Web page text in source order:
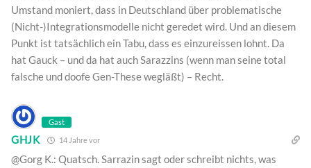
Umstand moniert, dass in Deutschland über problematische
(Nicht-)Integrationsmodelle nicht geredet wird. Und an diesem
Punkt ist tatsächlich ein Tabu, dass es einzureissen lohnt. Da
hat Gauck – und da hat auch Sarazzins (wenn man seine total
falsche und doofe Gen-These wegläßt) – Recht.
Gast
GHJK 14 Jahre vor
@Gorg K.: Quatsch. Sarrazin sagt oder schreibt nichts, was